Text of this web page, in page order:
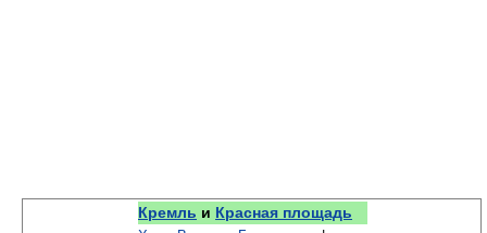
Кремль и Красная площадь